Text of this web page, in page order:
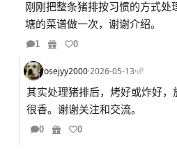
刚刚把整条猪排按习惯的方式处
塘的菜谱做一次，谢谢介绍。
1 0
rosejyy2000·2026-05-13·
其实处理猪排后，烤好或炸好
很香。谢谢关注和交流。
0 0